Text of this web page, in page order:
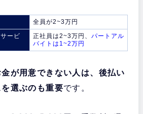
全員が2~3万円
ービ
正社員は2~3万円、 パートアル
バイトは1~2万円
が用意できない人は、後払い
選ぶのも重要です。